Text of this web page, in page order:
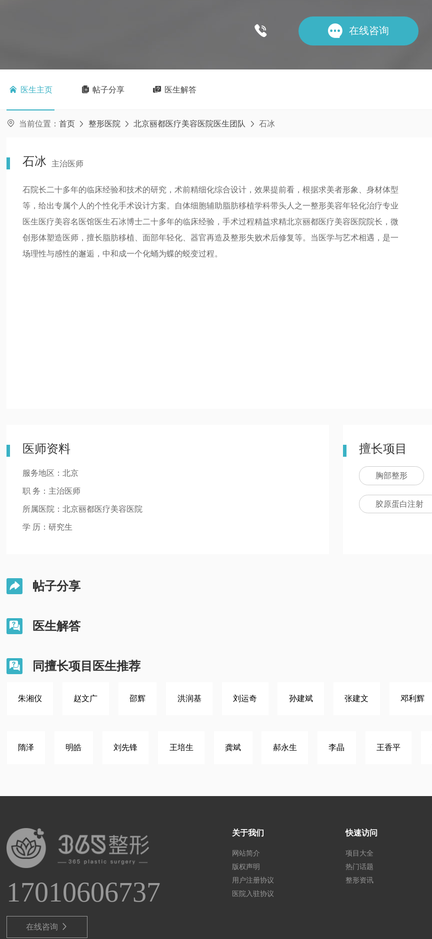
  在线咨询
 医生主页  帖子分享  医生解答
 当前位置： 首页  整形医院  北京丽都医疗美容医院医生团队  石冰
石冰 主治医师
石院长二十多年的临床经验和技术的研究，术前精细化综合设计，效果提前看，根据求美者形象、身材体型
等，给出专属个人的个性化手术设计方案。自体细胞辅助脂肪移植学科带头人之一整形美容年轻化治疗专业
医生医疗美容名医馆医生石冰博士二十多年的临床经验，手术过程精益求精北京丽都医疗美容医院院长，微
创形体塑造医师，擅长脂肪移植、面部年轻化、器官再造及整形失败术后修复等。当医学与艺术相遇，是一
场理性与感性的邂逅，中和成一个化蛹为蝶的蜕变过程。
医师资料
服务地区：北京
职 务：主治医师
所属医院：北京丽都医疗美容医院
学 历：研究生
擅长项目
胸部整形
胶原蛋白注射
 帖子分享
 医生解答
 同擅长项目医生推荐
朱湘仪 赵文广 邵辉 洪润基 刘运奇 孙建斌 张建文 邓利辉
隋泽 明皓 刘先锋 王培生 龚斌 郝永生 李晶 王香平
17010606737
在线咨询 
关于我们
网站简介
版权声明
用户注册协议
医院入驻协议
快速访问
项目大全
热门话题
整形资讯